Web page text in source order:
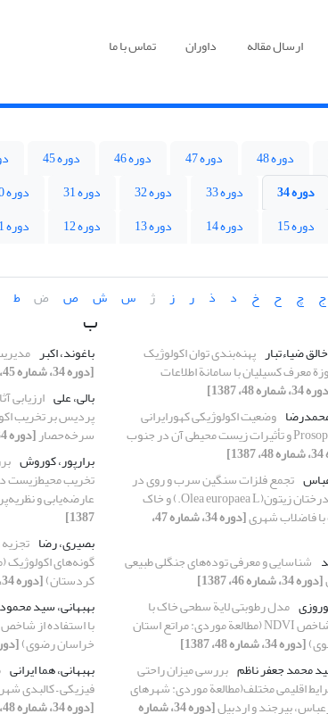
ارسال مقاله داوران تماس با ما
دوره 48 دوره 47 دوره 46 دوره 45
دوره 34 دوره 33 دوره 32 دوره 31 دوره 30
دوره 15 دوره 14 دوره 13 دوره 12 دوره 11
ج چ ح خ د ذ ر ز ژ س ش ص ض ط
ضیاء‌تبار پهنه‌بندی توان اکولوژیک
معرف کسیلیان با سامانة اطلاعات
شماره 48، 1387]
وضعیت اکولوژیکی کهورایرانی
‌Prosopis cineraria و تأثیرات زیست محیطی آن در جنوب‌
تجمع فلزات سنگین سرب و روی در
برگ و میوة درختان زیتون(Olea europaea L.) و خاک
فاضلاب شهری [دوره 34، شماره 47،
شناسایی و معرفی توده‌های جنگلی طبیعی
[دوره 34، شماره 46، 1387]
مدل رطوبتی لایة سطحی خاک با
استفاده از شاخص NDVI (مطالعة موردی: مراتع استان
[دوره 34، شماره 48، 1387]
محمد جعفر ناظم بررسی میزان راحتی
اقلیمی مختلف(مطالعة موردی: شهرهای
بیرجند و اردبیل [دوره 34، شماره
ب
باغوند، اکبر
[دوره 34، شماره 45، 1387]
بالی، علی ارزیابی
پردیس بر تخریب
سرخه‌حصار[دوره 34، شماره 45، 1387]
برارپور، کوروش
تخریب محیط‌زیست
عارضه‌یابی و
1387]
بصیری، رضا
گونه‌های اکولوژیک
کردستان)[دوره 34، شماره 46، 1387]
بهبهانی، سید
خراسان رضوی)[دوره 34،
بهبهانی، هما ایرانی
فیزیکی – کالبدی
[دوره 34، شماره 48، 1387]